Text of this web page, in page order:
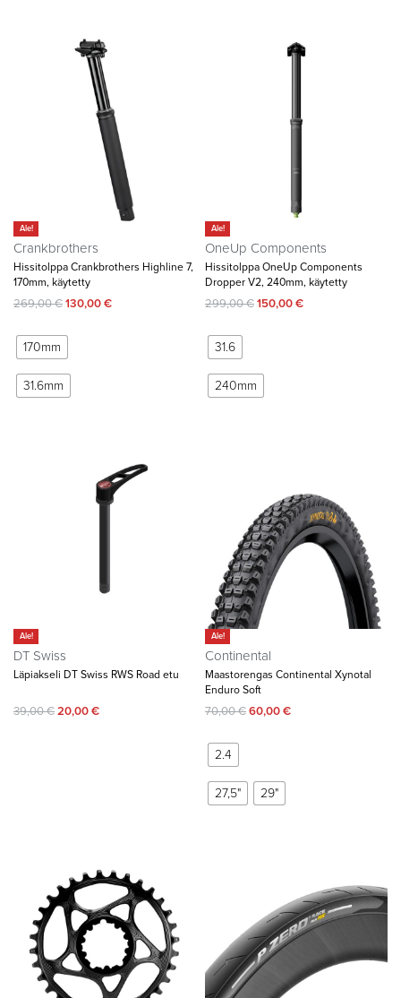
Ale!
Crankbrothers
Hissitolppa Crankbrothers Highline 7,
170mm, käytetty
269,00€130,00€
170mm
31.6mm
Ale!
OneUp Components
Hissitolppa OneUp Components
Dropper V2, 240mm, käytetty
299,00€150,00€
31.6
240mm
Ale!
DT Swiss
Läpiakseli DT Swiss RWS Road etu
39,00€20,00€
Ale!
Continental
Maastorengas Continental Xynotal
Enduro Soft
70,00€60,00€
2.4
27,5" 29"